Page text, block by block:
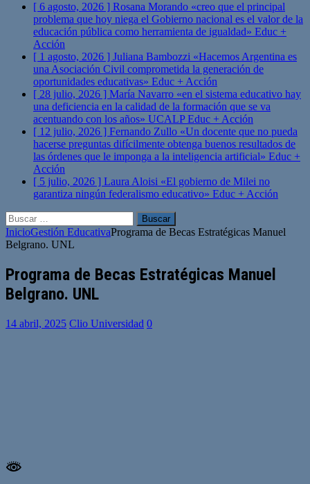
[ 6 agosto, 2026 ] Rosana Morando «creo que el principal
problema que hoy niega el Gobierno nacional es el valor de la
educación pública como herramienta de igualdad» Educ +
Acción
[ 1 agosto, 2026 ] Juliana Bambozzi «Hacemos Argentina es
una Asociación Civil comprometida la generación de
oportunidades educativas» Educ + Acción
[ 28 julio, 2026 ] María Navarro «en el sistema educativo hay
una deficiencia en la calidad de la formación que se va
acentuando con los años» UCALPEduc + Acción
[ 12 julio, 2026 ] Fernando Zullo «Un docente que no pueda
hacerse preguntas difícilmente obtenga buenos resultados de
las órdenes que le imponga a la inteligencia artificial» Educ +
Acción
[ 5 julio, 2026 ] Laura Aloisi «El gobierno de Milei no
garantiza ningún federalismo educativo» Educ + Acción
Buscar:
InicioGestión EducativaPrograma de Becas Estratégicas Manuel
Belgrano. UNL
Programa de Becas Estratégicas Manuel
Belgrano. UNL
14 abril, 2025 Clio Universidad 0